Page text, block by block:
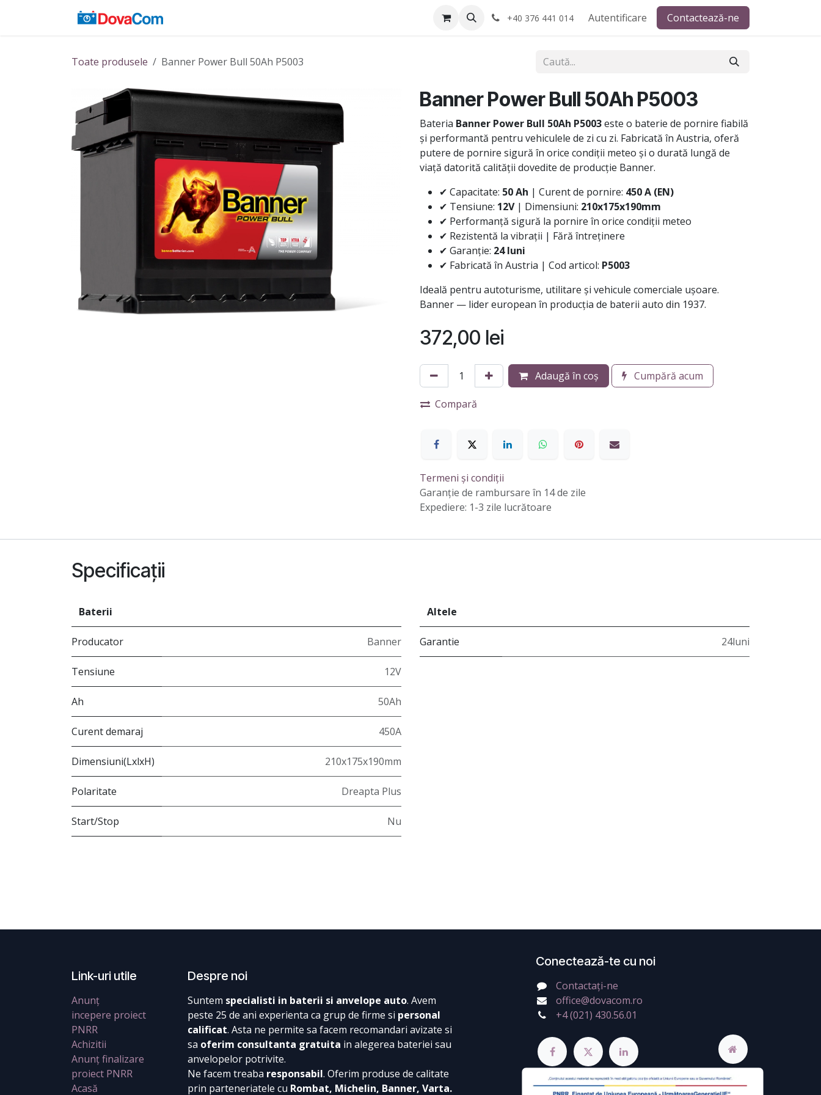
Service-uri montaj +40 376 441 014 Autentificare Contactează-ne
Toate produsele Banner Power Bull 50Ah P5003
Banner Power Bull 50Ah P5003
Bateria Banner Power Bull 50Ah P5003este o baterie de pornire fiabilă
și performantă pentru vehiculele de zi cu zi. Fabricată în Austria, oferă
putere de pornire sigură în orice condiții meteo și o durată lungă de
viață datorită calității dovedite de producție Banner.
✔ Capacitate: 50 Ah | Curent de pornire: 450 A (EN)
✔ Tensiune: 12V| Dimensiuni: 210x175x190mm
✔ Performanță sigură la pornire în orice condiții meteo
✔ Rezistentă la vibrații | Fără întreținere
✔ Garanție: 24 luni
✔ Fabricată în Austria | Cod articol: P5003
Ideală pentru autoturisme, utilitare și vehicule comerciale ușoare.
Banner — lider european în producția de baterii auto din 1937.
372,00 lei
Adaugă în coș Cumpără acum
Compară
Termeni și condiții
Garanție de rambursare în 14 de zile
Expediere: 1-3 zile lucrătoare
Specificații
Baterii
Producator Banner
Tensiune 12V
Ah 50Ah
Curent demaraj 450A
Dimensiuni(LxlxH) 210x175x190mm
Polaritate Dreapta Plus
Start/Stop Nu
Altele
Garantie 24luni
Link-uri utile
Anunț
incepere proiect
PNRR
Achizitii
Anunț finalizare
proiect PNRR
Acasă
Despre noi
Suntem specialisti in baterii si anvelope auto. Avem
peste 25 de ani experienta ca grup de firme si personal
calificat. Asta ne permite sa facem recomandari avizate si
sa oferim consultanta gratuita in alegerea bateriei sau
anvelopelor potrivite.
Ne facem treaba responsabil. Oferim produse de calitate
prin parteneriatele cu Rombat, Michelin, Banner, Varta.
Conectează-te cu noi
Contactați-ne
office@dovacom.ro
+4 (021) 430.56.01